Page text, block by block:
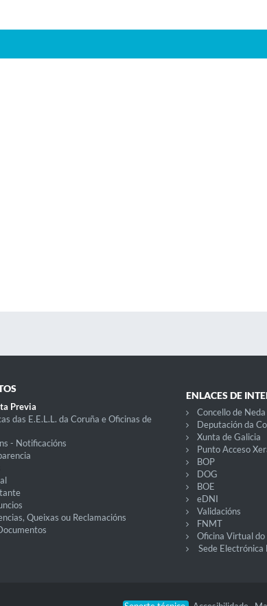
Previa
das E.E.L.L. da Coruña e Oficinas de
- Notificacións
Queixas ou Reclamacións
ENLACES DE
Concello de Neda
Deputación da
Xunta de Galicia
Punto Acceso
BOP
DOG
BOE
eDNI
Validacións
FNMT
Oficina Virtual
Sede